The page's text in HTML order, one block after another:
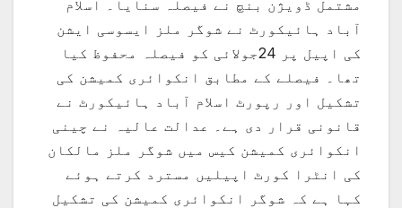
مشتمل ڈویژن بنچ نے فیصلہ سنایا۔ اسلام
آباد ہائیکورٹ نے شوگر ملز ایسوسی ایشن
کی اپیل پر 24جولائی کو فیصلہ محفوظ کیا
تھا۔ فیصلے کے مطابق انکوائری کمیشن کی
تشکیل اور رپورٹ اسلام آباد ہائیکورٹ نے
قانونی قرار دی ہے۔ عدالت عالیہ نے چینی
انکوائری کمیشن کیس میں شوگر ملز مالکان
کی انٹرا کورٹ اپیلیں مسترد کرتے ہوئے
کہا ہے کہ شوگر انکوائری کمیشن کی تشکیل